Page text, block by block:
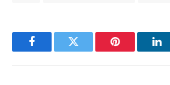
FacebookTwitter Pinterest